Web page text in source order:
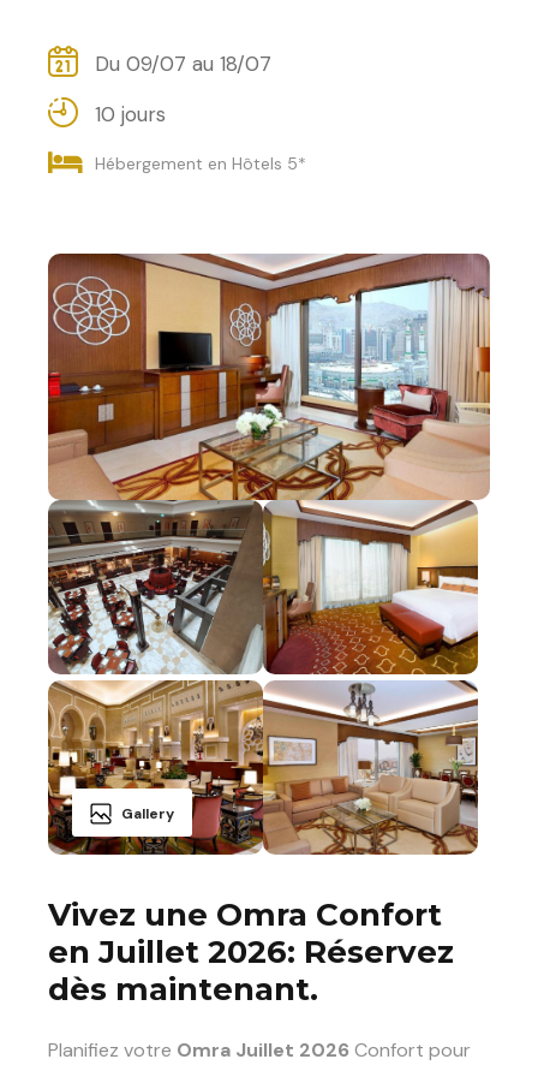
Du 09/07 au 18/07
10 jours
Hébergement en Hôtels 5*
Gallery
Vivez une Omra Confort
en Juillet 2026: Réservez
dès maintenant.
Planifiez votre Omra Juillet 2026 Confort pour